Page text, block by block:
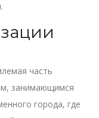
часть
занимающимся
города, где